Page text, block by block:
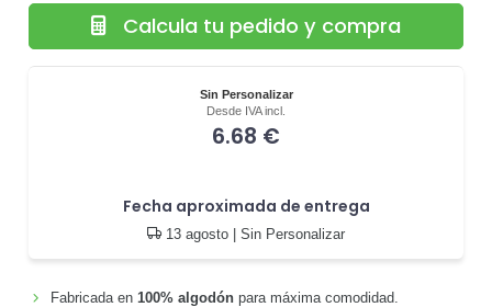
Sin Personalizar
Desde IVA incl.
6.68 €
Fecha aproximada de entrega
13 agosto | Sin Personalizar
Calcula tu pedido y compra
Fabricada en 100% algodónpara máxima comodidad.